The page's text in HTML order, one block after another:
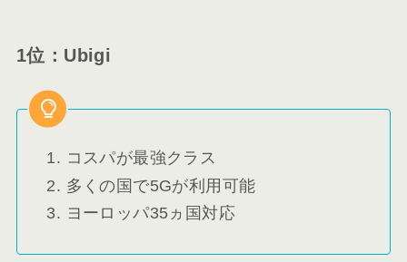
1位：Ubigi
コスパが最強クラス
多くの国で5Gが利用可能
ヨーロッパ35ヵ国対応